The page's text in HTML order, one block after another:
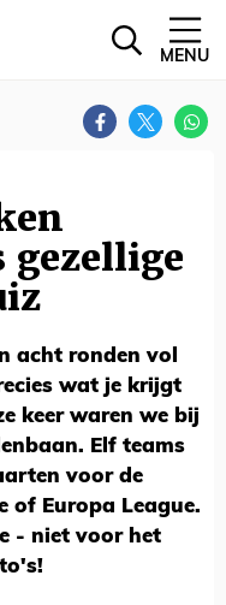
MENU
gezellige
acht ronden vol
wat je krijgt
keer waren we bij
Elf teams
voor de
of Europa League.
- niet voor het